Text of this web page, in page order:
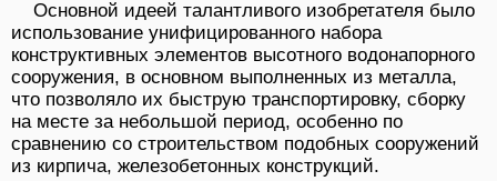
Основной идеей талантливого изобретателя было
использование унифицированного набора
конструктивных элементов высотного водонапорного
сооружения, в основном выполненных из металла,
что позволяло их быструю транспортировку, сборку
на месте за небольшой период, особенно по
сравнению со строительством подобных сооружений
из кирпича, железобетонных конструкций.